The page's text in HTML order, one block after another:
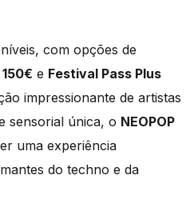
com opções de
150€ e Festival Pass Plus
impressionante de artistas
sensorial única, o NEOPOP
uma experiência
do techno e da